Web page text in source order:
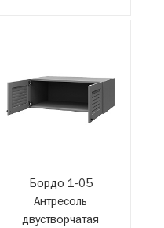
Бордо 1-05
Антресоль
двустворчатая